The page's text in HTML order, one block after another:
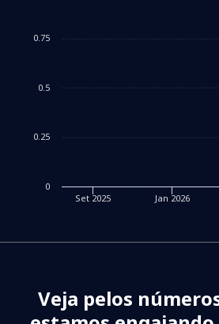
Set 2025 Jan 2026
0
0.25
0.5
0.75
Veja pelos